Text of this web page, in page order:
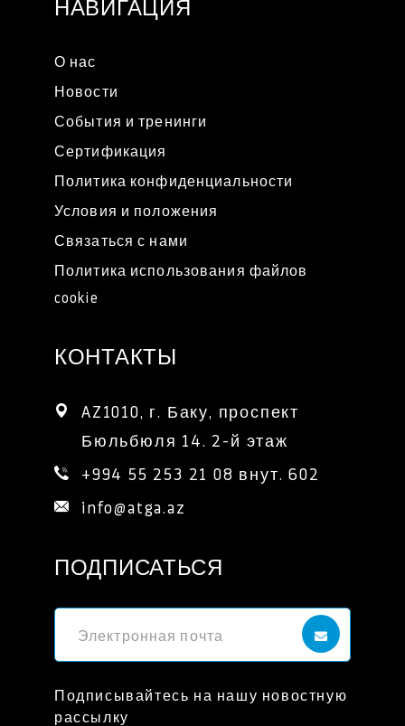
НАВИГАЦИЯ
О нас
Новости
События и тренинги
Сертификация
Политика конфиденциальности
Условия и положения
Связаться с нами
Политика использования файлов
cookie
КОНТАКТЫ
AZ1010, г. Баку, проспект
Бюльбюля 14. 2-й этаж
+994 55 253 21 08 внут. 602
info@atga.az
ПОДПИСАТЬСЯ
Подписывайтесь на нашу новостную
рассылку